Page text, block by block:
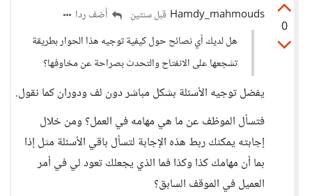
0
Hamdy_mahmouds قبل سنتين
أضف ردا
هل لديك أي نصائح حول كيفية توجيه هذا الحوار بطريقة
تشجعها على الانفتاح والتحدث بصراحة عن مخاوفها؟
يفضل توجيه الأسئلة بشكل مباشر دون لف ودوران كما نقول.
فتسأل الموظف عن ما هي مهامه في العمل؟ ومن خلال
إجابته يمكنك ربط هذه الإجابة لتسأل باقي الأسئلة مثل إذا
بما أن مهامك كذا وكذا فما الذي يجعلك تعود لي في أمر
العميل في الموقف السابق؟